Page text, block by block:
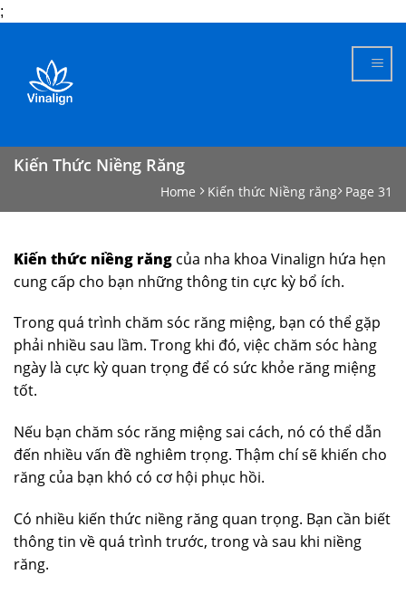
;
content
Kiến Thức Niềng Răng
Home Kiến thức Niềng răng Page 31
Kiến thức niềng răng của nha khoa Vinalign hứa hẹn
cung cấp cho bạn những thông tin cực kỳ bổ ích.
Trong quá trình chăm sóc răng miệng, bạn có thể gặp
phải nhiều sau lầm. Trong khi đó, việc chăm sóc hàng
ngày là cực kỳ quan trọng để có sức khỏe răng miệng
tốt.
Nếu bạn chăm sóc răng miệng sai cách, nó có thể dẫn
đến nhiều vấn đề nghiêm trọng. Thậm chí sẽ khiến cho
răng của bạn khó có cơ hội phục hồi.
Có nhiều kiến thức niềng răng quan trọng. Bạn cần biết
thông tin về quá trình trước, trong và sau khi niềng
răng.